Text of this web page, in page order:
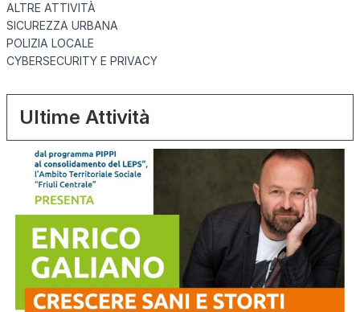
ALTRE ATTIVITÀ
SICUREZZA URBANA
POLIZIA LOCALE
CYBERSECURITY E PRIVACY
Ultime Attività